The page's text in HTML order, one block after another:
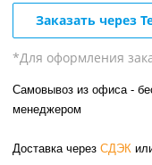
Заказать через
*Для оформления
Самовывоз из офиса -
менеджером
Доставка через СДЭК